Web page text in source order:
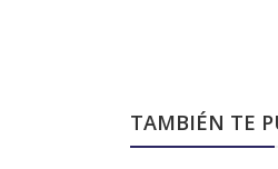
TAMBIÉN TE